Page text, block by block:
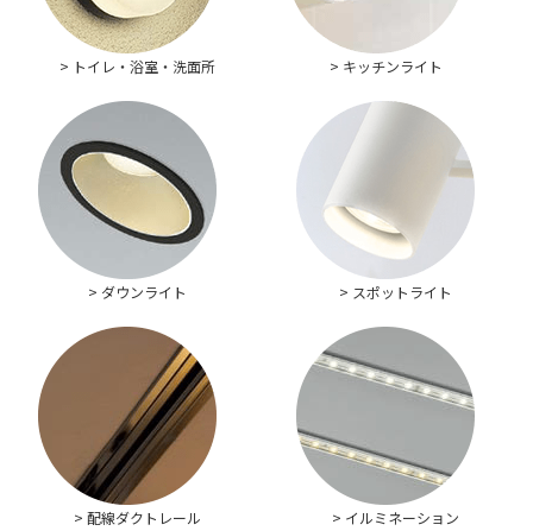
> トイレ・浴室・洗面所 > キッチンライト
> ダウンライト > スポットライト
> 配線ダクトレール > イルミネーション